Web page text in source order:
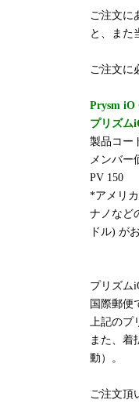
ご注文に
と、また
ご注文に
Prysm iO
プリズム
製品コー
メンバ
PV 150
*アメリ
ナノなど
ドル) が
プリズム
国際郵便
上記のプ
また、着
動）。
ご注文頂